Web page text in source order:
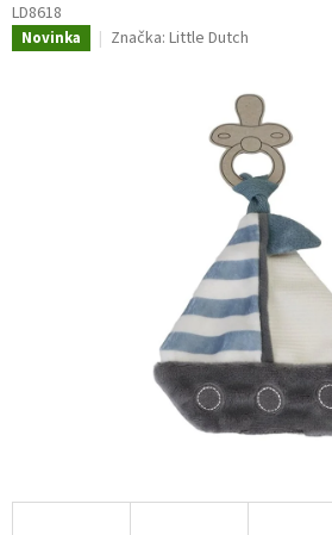
LD8618
Novinka Značka: Little Dutch